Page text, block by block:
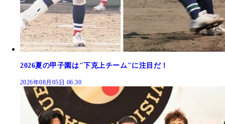
2026夏の甲子園は"下克上チーム"に注目だ！
2026年08月05日 06:30